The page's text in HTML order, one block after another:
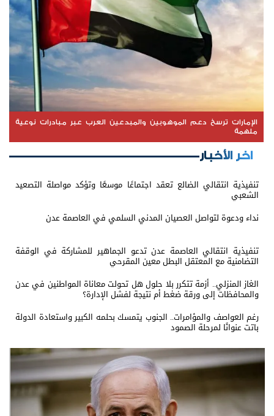
الإمارات ترسخ دعم الموهوبين والمبدعين العرب عبر مبادرات نوعية
ملهمة
اخر الأخبار
تنفيذية انتقالي الضالع تعقد اجتماعًا موسعًا وتؤكد مواصلة التصعيد
الشعبي
نداء ودعوة لتواصل العصيان المدني السلمي في العاصمة عدن
تنفيذية انتقالي العاصمة عدن تدعو الجماهير للمشاركة في الوقفة
التضامنية مع المعتقل البطل معين المقرحي
الغاز المنزلي.. أزمة تتكرر بلا حلول هل تحولت معاناة المواطنين في عدن
والمحافظات إلى ورقة ضغط أم نتيجة لفشل الإدارة؟
رغم العواصف والمؤامرات.. الجنوب يتمسك بحلمه الكبير واستعادة الدولة
باتت عنوانًا لمرحلة الصمود